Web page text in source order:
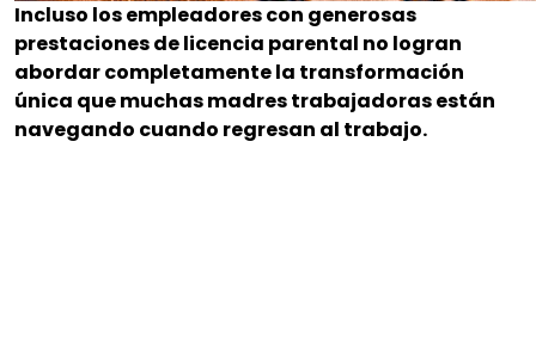
Incluso los empleadores con generosas
prestaciones de licencia parental no logran
abordar completamente la transformación
única que muchas madres trabajadoras están
navegando cuando regresan al trabajo.